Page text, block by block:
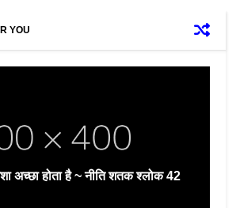
YOU
अच्छा होता है ~ नीति शतक श्लोक 42